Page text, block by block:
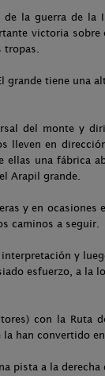
la guerra de la
victoria
tropas.
tiene una
del monte y
lleven en
ellas una fábrica
Arapil grande.
y en ocasiones
caminos a seguir.
y
esfuerzo, a la
con la Ruta
han convertido
pista a la